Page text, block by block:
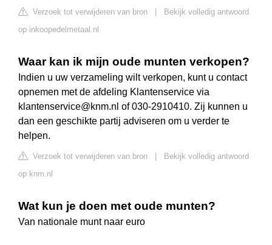
Verzoek tot verwijderen van bron
Bekijk volledig antwoord
op inkoopedelmetaal.nl
Waar kan ik mijn oude munten verkopen?
Indien u uw verzameling wilt verkopen, kunt u contact
opnemen met de afdeling Klantenservice via
klantenservice@knm.nl of 030-2910410. Zij kunnen u
dan een geschikte partij adviseren om u verder te
helpen.
Verzoek tot verwijderen van bron
Bekijk volledig antwoord
op knm.nl
Wat kun je doen met oude munten?
Van nationale munt naar euro